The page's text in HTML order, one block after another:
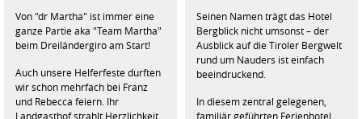
Von "dr Martha" ist immer eine
ganze Partie aka "Team Martha"
beim Dreiländergiro am Start!
Auch unsere Helferfeste durften
wir schon mehrfach bei Franz
und Rebecca feiern. Ihr
Landgasthof strahlt Herzlichkeit,
Seinen Namen trägt das Hotel
Bergblick nicht umsonst – der
Ausblick auf die Tiroler Bergwelt
rund um Nauders ist einfach
beeindruckend.
In diesem zentral gelegenen,
familiär geführten Ferienhotel